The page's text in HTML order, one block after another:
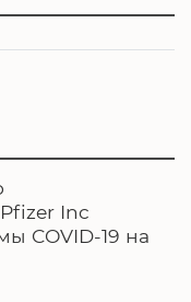
Inc
COVID-19 на